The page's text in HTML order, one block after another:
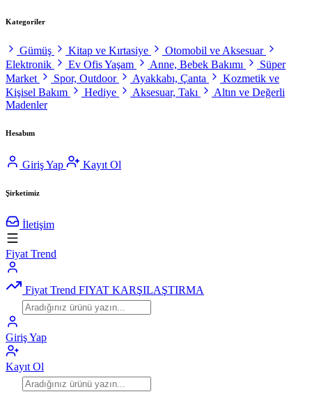
Kategoriler
Gümüş Kitap ve Kırtasiye
Otomobil ve Aksesuar
Elektronik
Ev Ofis Yaşam Anne, Bebek Bakımı
Süper
Market
Spor, Outdoor Ayakkabı, Çanta
Kozmetik ve
Kişisel Bakım
Hediye Aksesuar, Takı
Altın ve Değerli
Madenler
Hesabım
Giriş Yap Kayıt Ol
Şirketimiz
İletişim
Fiyat Trend
Fiyat Trend FIYAT KARŞILAŞTIRMA
Giriş Yap
Kayıt Ol